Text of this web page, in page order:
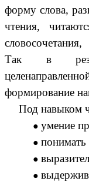
форму слова,
чтения,
Так в
формирование
Под навыком
умение
понимать